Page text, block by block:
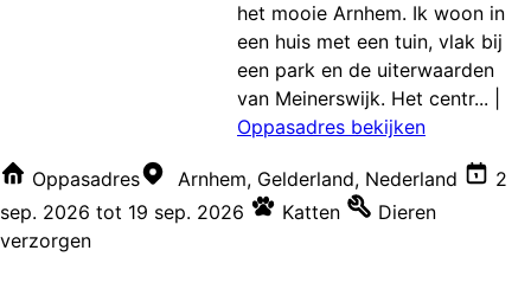
het mooie Arnhem. Ik woon in
een huis met een tuin, vlak bij
een park en de uiterwaarden
van Meinerswijk. Het centr...
Oppasadres bekijken
Oppasadres Arnhem, Gelderland, Nederland
2
sep. 2026 tot 19 sep. 2026 Katten
Dieren
verzorgen